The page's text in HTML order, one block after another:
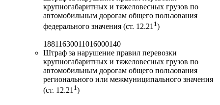
крупногабаритных и тяжеловесных грузов по
автомобильным дорогам общего пользования
федерального значения (ст. 12.21 1)
18811630011016000140
Штраф за нарушение правил перевозки
крупногабаритных и тяжеловесных грузов по
автомобильным дорогам общего пользования
регионального или межмуниципального значения
(ст. 12.211)